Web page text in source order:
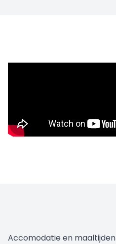
Accomodatie en maaltijden